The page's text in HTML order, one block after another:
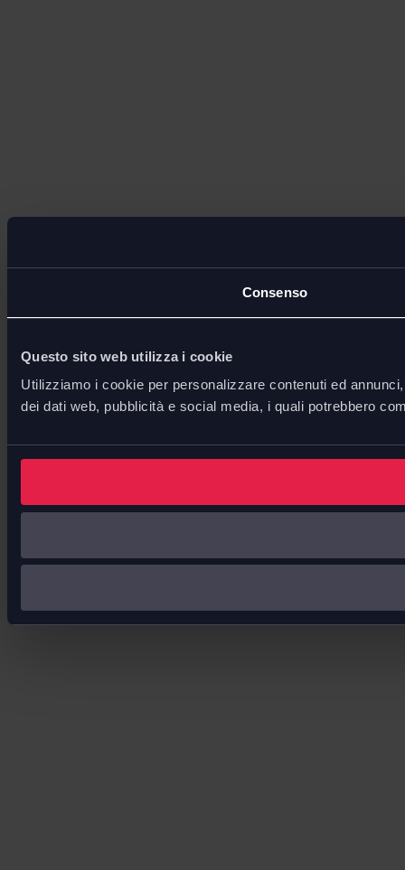
Consenso
Questo sito web utilizza i cookie
Utilizziamo i cookie per personalizzare contenuti ed
dei dati web, pubblicità e social media, i quali potrebbero